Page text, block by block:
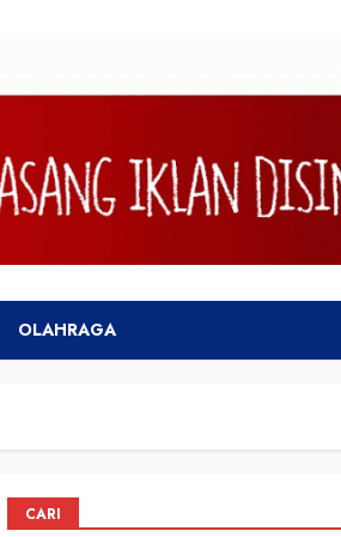
OLAHRAGA
CARI